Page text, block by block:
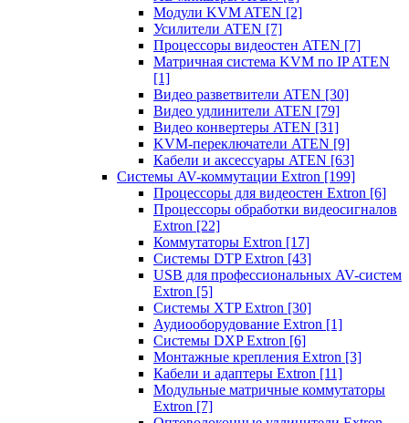
Модули KVM ATEN [2]
Усилители ATEN [7]
Процессоры видеостен ATEN [7]
Матричная система KVM по IP ATEN
[1]
Видео разветвители ATEN [30]
Видео удлинители ATEN [79]
Видео конвертеры ATEN [31]
KVM-переключатели ATEN [9]
Кабели и аксессуары ATEN [63]
Системы AV-коммутации Extron [199]
Процессоры для видеостен Extron [6]
Процессоры обработки видеосигналов
Extron [22]
Коммутаторы Extron [17]
Системы DTP Extron [43]
USB для профессиональных AV-систем
Extron [5]
Системы XTP Extron [30]
Аудиооборудование Extron [1]
Системы DXP Extron [6]
Монтажные крепления Extron [3]
Кабели и адаптеры Extron [11]
Модульные матричные коммутаторы
Extron [7]